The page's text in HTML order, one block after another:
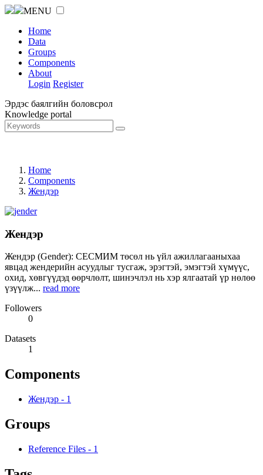
MENU
Home
Data
Groups
Components
About
Login Register
Эрдэс баялгийн боловсрол
Knowledge portal
Home
Components
Жендэр
Жендэр
Жендэр (Gender): СЕСМИМ төсөл нь үйл ажиллагааныхаа
явцад жендерийн асуудлыг тусгаж, эрэгтэй, эмэгтэй хүмүүс,
охид, хөвгүүдэд өөрчлөлт, шинэчлэл нь хэр ялгаатай үр нөлөө
үзүүлж... read more
Followers
0
Datasets
1
Components
Жендэр - 1
Groups
Reference Files - 1